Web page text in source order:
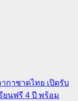
กาชาดไทย เปิดรับ
นฟรี 4 ปี พร้อม